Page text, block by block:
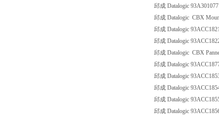
邱成 Datalogic
邱成 Datalogic CBX
邱成 Datalogic
邱成 Datalogic
邱成 Datalogic CBX
邱成 Datalogic
邱成 Datalogic
邱成 Datalogic
邱成 Datalogic
邱成 Datalogic